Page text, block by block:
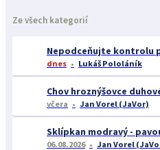
Ze všech kategorií
Nepodceňujte kontrolu
dnes Lukáš Pololáník
Chov hroznýšovce
včera Jan Vorel (JaVor)
Sklípkan modravý -
06.08.2026 Jan Vorel